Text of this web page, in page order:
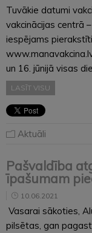
Tuvākie datumi
vakcinācijas centrā
iespējams
un 16. jūnijā visas
LASĪT VISU
Aktuāli
Pašvaldība
īpašumam
10.06.2021
Vasarai sākoties,
pilsētas, gan